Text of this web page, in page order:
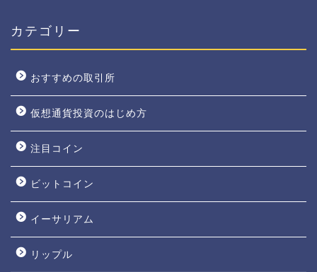
カテゴリー
おすすめの取引所
仮想通貨投資のはじめ方
注目コイン
ビットコイン
イーサリアム
リップル